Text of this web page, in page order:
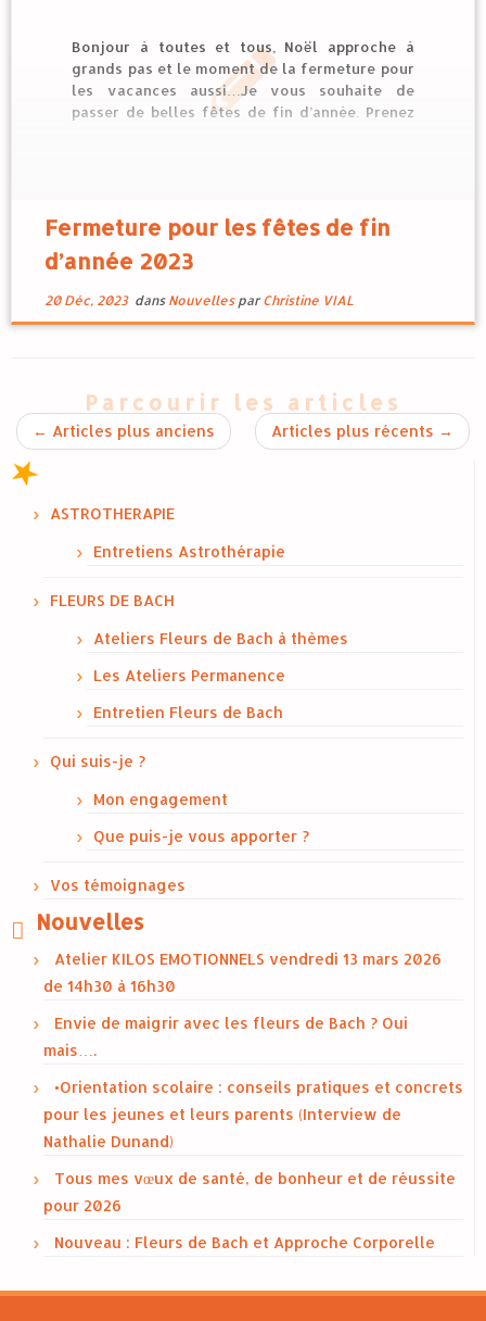
Bonjour à toutes et tous, Noël approche à
grands pas et le moment de la fermeture pour
les vacances aussi…Je vous souhaite de
passer de belles fêtes de fin d’année. Prenez
Fermeture pour les fêtes de fin
d’année 2023
20 Déc, 2023dans Nouvelles parChristine VIAL
Parcourir les articles
← Articles plus anciens Articles plus récents →
ASTROTHERAPIE
Entretiens Astrothérapie
FLEURS DE BACH
Ateliers Fleurs de Bach à thèmes
Les Ateliers Permanence
Entretien Fleurs de Bach
Qui suis-je ?
Mon engagement
Que puis-je vous apporter ?
Vos témoignages
Nouvelles
Atelier KILOS EMOTIONNELS vendredi 13 mars 2026
de 14h30 à 16h30
Envie de maigrir avec les fleurs de Bach ? Oui
mais….
•Orientation scolaire : conseils pratiques et concrets
pour les jeunes et leurs parents (Interview de
Nathalie Dunand)
Tous mes vœux de santé, de bonheur et de réussite
pour 2026
Nouveau : Fleurs de Bach et Approche Corporelle